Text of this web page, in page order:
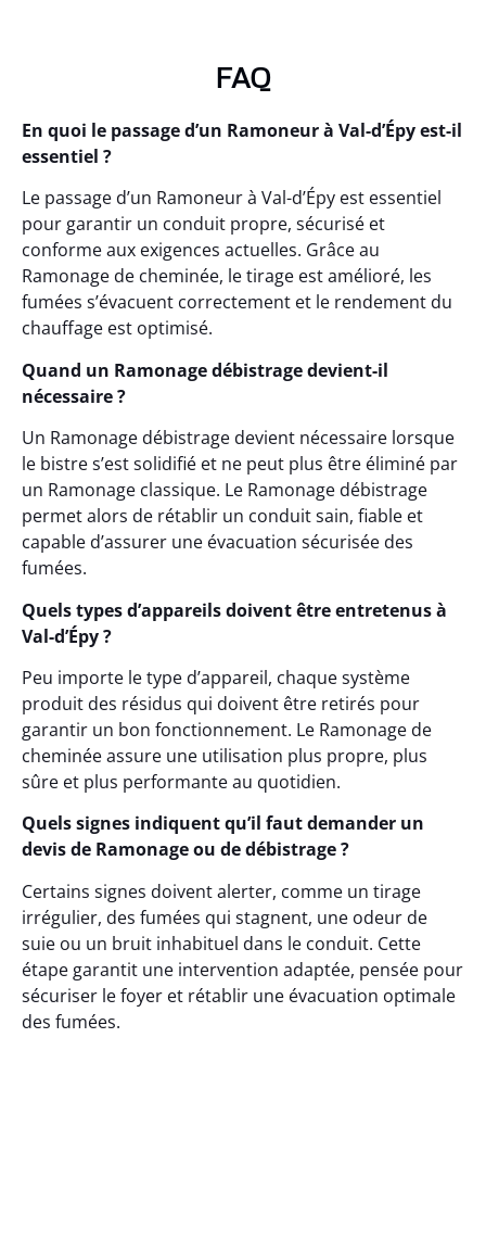
FAQ
En quoi le passage d’un Ramoneur à Val-d’Épy est-il
essentiel ?
Le passage d’un Ramoneur à Val-d’Épy est essentiel
pour garantir un conduit propre, sécurisé et
conforme aux exigences actuelles. Grâce au
Ramonage de cheminée, le tirage est amélioré, les
fumées s’évacuent correctement et le rendement du
chauffage est optimisé.
Quand un Ramonage débistrage devient-il
nécessaire ?
Un Ramonage débistrage devient nécessaire lorsque
le bistre s’est solidifié et ne peut plus être éliminé par
un Ramonage classique. Le Ramonage débistrage
permet alors de rétablir un conduit sain, fiable et
capable d’assurer une évacuation sécurisée des
fumées.
Quels types d’appareils doivent être entretenus à
Val-d’Épy ?
Peu importe le type d’appareil, chaque système
produit des résidus qui doivent être retirés pour
garantir un bon fonctionnement. Le Ramonage de
cheminée assure une utilisation plus propre, plus
sûre et plus performante au quotidien.
Quels signes indiquent qu’il faut demander un
devis de Ramonage ou de débistrage ?
Certains signes doivent alerter, comme un tirage
irrégulier, des fumées qui stagnent, une odeur de
suie ou un bruit inhabituel dans le conduit. Cette
étape garantit une intervention adaptée, pensée pour
sécuriser le foyer et rétablir une évacuation optimale
des fumées.